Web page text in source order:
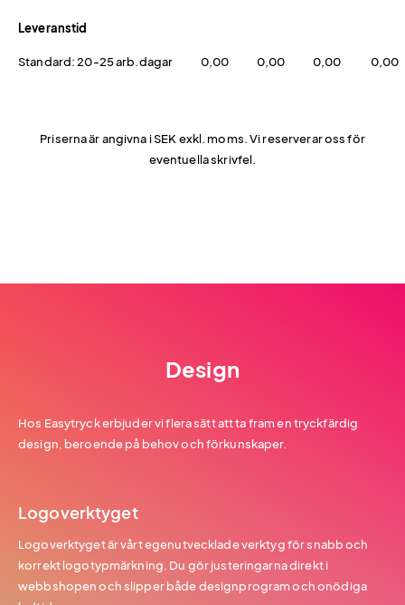
Leveranstid
Standard: 20-25 arb.dagar 0,00 0,00 0,00 0,00
Priserna är angivna i SEK exkl. moms. Vi reserverar oss för
eventuella skrivfel.
Design
Hos Easytryck erbjuder vi flera sätt att ta fram en tryckfärdig
design, beroende på behov och förkunskaper.
Logoverktyget
Logoverktyget är vårt egenutvecklade verktyg för snabb och
korrekt logotypmärkning. Du gör justeringarna direkt i
webbshopen och slipper både designprogram och onödiga